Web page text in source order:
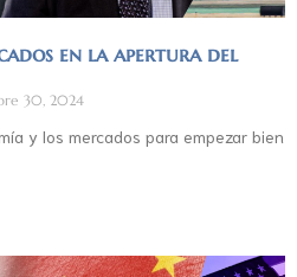
en la apertura del
30, 2024
y los mercados para empezar bien